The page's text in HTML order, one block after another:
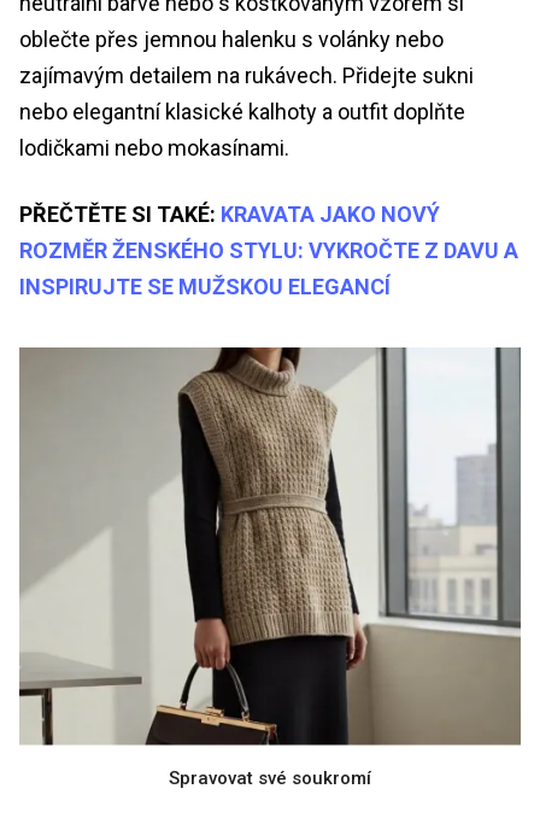
Spravovat své soukromí
oblečte přes jemnou halenku s volánky nebo
zajímavým detailem na rukávech. Přidejte sukni
nebo elegantní klasické kalhoty a outfit doplňte
lodičkami nebo mokasínami.
PŘEČTĚTE SI TAKÉ: KRAVATA JAKO NOVÝ
ROZMĚR ŽENSKÉHO STYLU: VYKROČTE Z DAVU A
INSPIRUJTE SE MUŽSKOU ELEGANCÍ